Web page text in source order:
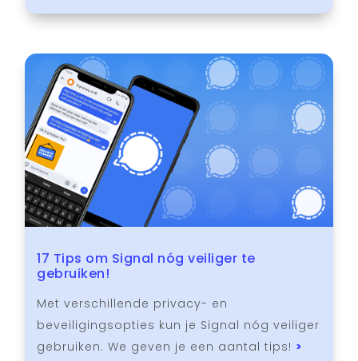
17 Tips om Signal nóg veiliger te
gebruiken!
Met verschillende privacy- en
beveiligingsopties kun je Signal nóg veiliger
gebruiken. We geven je een aantal tips! >